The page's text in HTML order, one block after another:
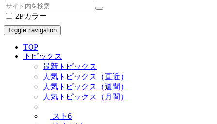
2Pカラー
Toggle navigation
TOP
トピックス
最新トピックス
人気トピックス（直近）
人気トピックス（週間）
人気トピックス（月間）
スト6